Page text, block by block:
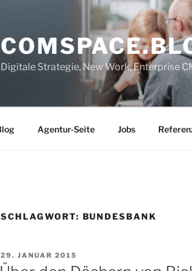
Digitale Strategie, New Work, Enterprise
Agentur-Seite Jobs
SCHLAGWORT: BUNDESBANK
VERÖFFENTLICHT
AM
29. JANUAR 2015